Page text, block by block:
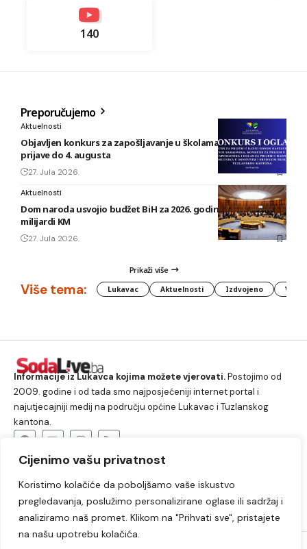
Cijenimo vašu privatnost
Koristimo kolačiće da poboljšamo vaše iskustvo
pregledavanja, poslužimo personalizirane oglase ili sadržaj i
analiziramo naš promet. Klikom na "Prihvati sve", pristajete
na našu upotrebu kolačića.
140
Preporučujemo
Aktuelnosti
Objavljen konkurs za zapošljavanje u školama TK: Rok za
prijave do 4. augusta
27. Jula 2026.
Aktuelnosti
Dom naroda usvojio budžet BiH za 2026. godinu vrijedan 1,58
milijardi KM
27. Jula 2026.
Prikaži više
Više tema: Lukavac Aktuelnosti Izdvojeno
Informacije iz Lukavca kojima možete vjerovati.Postojimo od
2009. godine i od tada smo najposjećeniji internet portal i
najutjecajniji medij na području općine Lukavac i Tuzlanskog
kantona.
Lukavac Društvo Crna hronika
Sport
Kultura
Kolumne Slobodno vrijeme